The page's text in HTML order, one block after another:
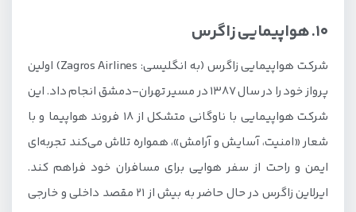
10. هواپیمایی زاگرس
شرکت هواپیمایی زاگرس (به انگلیسی: Zagros Airlines) اولین
پرواز خود را در سال 1387 در مسیر تهران-دمشق انجام داد. این
شرکت هواپیمایی با ناوگانی متشکل از 18 فروند هواپیما و با
شعار «امنیت، آسایش و آرامش»، همواره تلاش می‌کند تجربه‌ای
ایمن و راحت از سفر هوایی برای مسافران خود فراهم کند.
ایرلاین زاگرس در حال حاضر به بیش از 21 مقصد داخلی و خارجی